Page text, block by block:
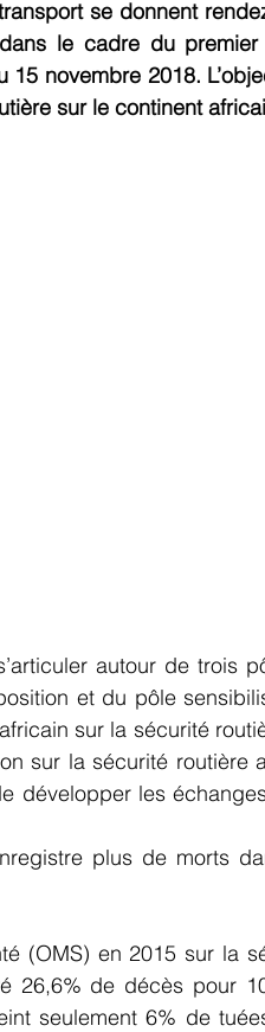
se donnent
le cadre du premier
novembre 2018.
sur le continent
autour de trois
et du pôle
sur la sécurité
sur la sécurité routière
développer les
plus de morts
(OMS) en 2015 sur la
26,6% de décès pour
seulement 6% de